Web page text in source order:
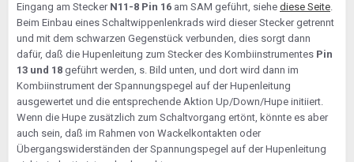
Eingang am Stecker N11-8 Pin 16 am SAM geführt, siehe diese Seite.
Beim Einbau eines Schaltwippenlenkrads wird dieser Stecker getrennt
und mit dem schwarzen Gegenstück verbunden, dies sorgt dann
dafür, daß die Hupenleitung zum Stecker des Kombiinstrumentes Pin
13 und 18 geführt werden, s. Bild unten, und dort wird dann im
Kombiinstrument der Spannungspegel auf der Hupenleitung
ausgewertet und die entsprechende Aktion Up/Down/Hupe initiiert.
Wenn die Hupe zusätzlich zum Schaltvorgang ertönt, könnte es aber
auch sein, daß im Rahmen von Wackelkontakten oder
Übergangswiderständen der Spannungspegel auf der Hupenleitung